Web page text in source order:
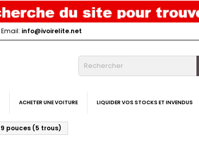
Email: info@ivoirelite.net
ACHETER UNE VOITURE LIQUIDER VOS STOCKS ET INVENDUS
pouces (5 trous)